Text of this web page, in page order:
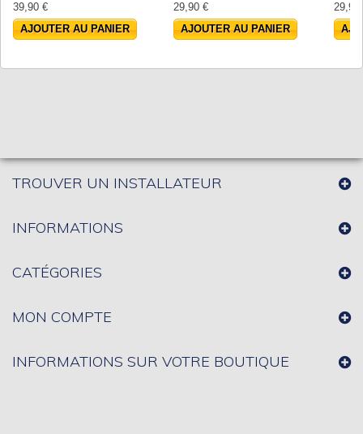
39,90 €
AJOUTER AU PANIER
29,90 €
AJOUTER AU PANIER
29,90
TROUVER UN INSTALLATEUR
INFORMATIONS
CATÉGORIES
MON COMPTE
INFORMATIONS SUR VOTRE BOUTIQUE